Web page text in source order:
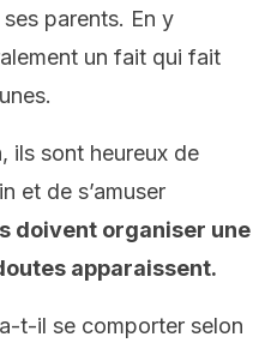
parents. En y
un fait qui fait
ils sont heureux de
et de s’amuser
doivent organiser une
apparaissent.
t-il se comporter selon